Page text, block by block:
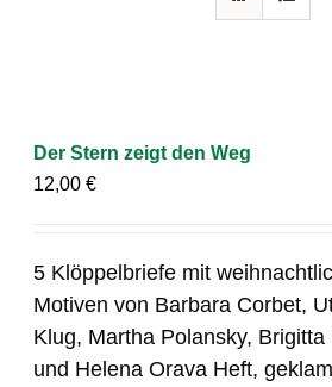
Der Stern zeigt den Weg
12,00€
5 Klöppelbriefe mit
Motiven von Barbara Corbet,
Klug, Martha Polansky, Brigitta
und Helena Orava Heft,